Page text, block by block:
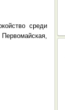
среди